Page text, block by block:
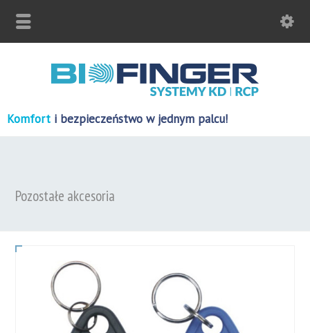
Komfort i bezpieczeństwo w jednym palcu!
Pozostałe akcesoria